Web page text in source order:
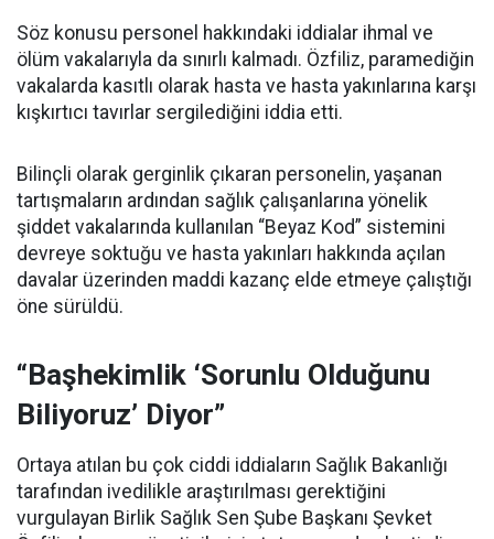
Söz konusu personel hakkındaki iddialar ihmal ve
ölüm vakalarıyla da sınırlı kalmadı. Özfiliz, paramediğin
vakalarda kasıtlı olarak hasta ve hasta yakınlarına karşı
kışkırtıcı tavırlar sergilediğini iddia etti.
Bilinçli olarak gerginlik çıkaran personelin, yaşanan
tartışmaların ardından sağlık çalışanlarına yönelik
şiddet vakalarında kullanılan “Beyaz Kod” sistemini
devreye soktuğu ve hasta yakınları hakkında açılan
davalar üzerinden maddi kazanç elde etmeye çalıştığı
öne sürüldü.
“Başhekimlik ‘Sorunlu Olduğunu
Biliyoruz’ Diyor”
Ortaya atılan bu çok ciddi iddiaların Sağlık Bakanlığı
tarafından ivedilikle araştırılması gerektiğini
vurgulayan Birlik Sağlık Sen Şube Başkanı Şevket